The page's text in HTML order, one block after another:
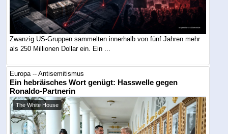
Zwanzig US-Gruppen sammelten innerhalb von fünf Jahren mehr
als 250 Millionen Dollar ein. Ein ...
Europa -- Antisemitismus
Ein hebräisches Wort genügt: Hasswelle gegen
Ronaldo-Partnerin
The White House